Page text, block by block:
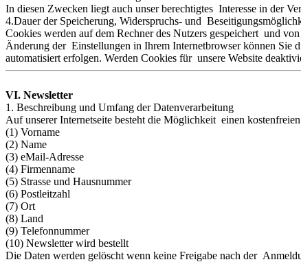
In diesen Zwecken liegt auch unser berechtigtes Interesse in der
4.Dauer der Speicherung, Widerspruchs- und
Cookies werden auf dem Rechner des Nutzers gespeichert und
Änderung der Einstellungen in Ihrem Internetbrowser können Sie
automatisiert erfolgen. Werden Cookies für unsere Website
VI. Newsletter
1. Beschreibung und Umfang der Datenverarbeitung
Auf unserer Internetseite besteht die Möglichkeit einen
(1) Vorname
(2) Name
(3) eMail-Adresse
(4) Firmenname
(5) Strasse und Hausnummer
(6) Postleitzahl
(7) Ort
(8) Land
(9) Telefonnummer
(10) Newsletter wird bestellt
Die Daten werden gelöscht wenn keine Freigabe nach der